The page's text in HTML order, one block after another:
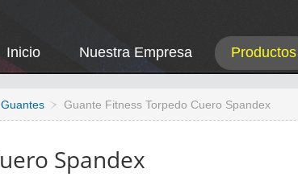
Inicio Nuestra Empresa Productos
Guantes Guante Fitness Torpedo Cuero Spandex
Spandex